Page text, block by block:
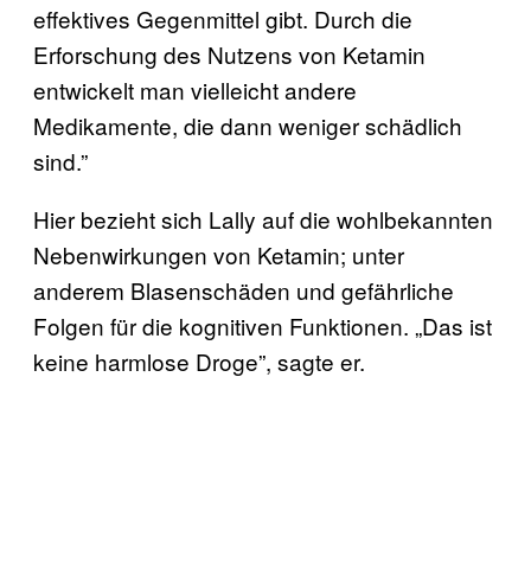
effektives Gegenmittel gibt. Durch die
Erforschung des Nutzens von Ketamin
entwickelt man vielleicht andere
Medikamente, die dann weniger schädlich
sind.”
Hier bezieht sich Lally auf die wohlbekannten
Nebenwirkungen von Ketamin; unter
anderem Blasenschäden und gefährliche
Folgen für die kognitiven Funktionen. „Das ist
keine harmlose Droge”, sagte er.